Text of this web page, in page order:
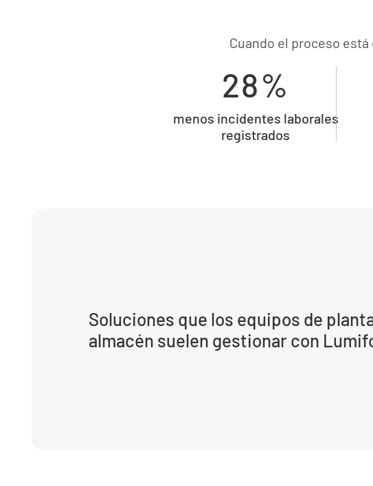
Cuando el proceso
28%
menos incidentes laborales
registrados
Soluciones que los equipos de
almacén suelen gestionar con